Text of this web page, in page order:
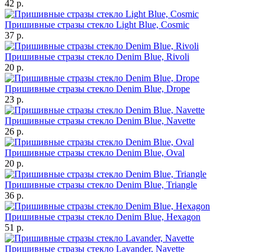
42 р.
Пришивные стразы стекло Light Blue, Cosmic
37 р.
Пришивные стразы стекло Denim Blue, Rivoli
20 р.
Пришивные стразы стекло Denim Blue, Drope
23 р.
Пришивные стразы стекло Denim Blue, Navette
26 р.
Пришивные стразы стекло Denim Blue, Oval
20 р.
Пришивные стразы стекло Denim Blue, Triangle
36 р.
Пришивные стразы стекло Denim Blue, Hexagon
51 р.
Пришивные стразы стекло Lavander, Navette